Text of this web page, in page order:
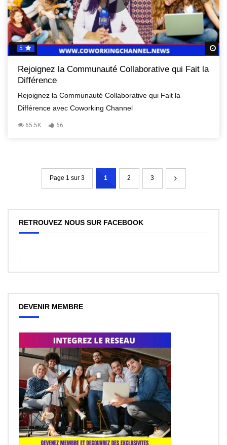
5
Rejoignez la Communauté Collaborative qui Fait la
Différence
Rejoignez la Communauté Collaborative qui Fait la
Différence avec Coworking Channel
65.5K 66
Page 1 sur 3 1 2 3
RETROUVEZ NOUS SUR FACEBOOK
WordPress
DEVENIR MEMBRE